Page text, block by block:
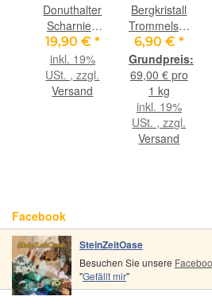
Donuthalter
Scharnier-
Clip,
925iger
Silber,
glänzend
19,90 € *
inkl. 19%
USt. , zzgl.
Versand
Bergkristall
Trommelsteine
/ Granulat /
Ladechips /
Ladesteine
- Gr. XXS -
AA-
Sonderqualität
- ca. 100 g
6,90 € *
69,00 € pro
1 kg
inkl. 19%
USt. , zzgl.
Versand
Facebook
SteinZeitOase
Besuchen Sie unsere
"Gefällt mir"